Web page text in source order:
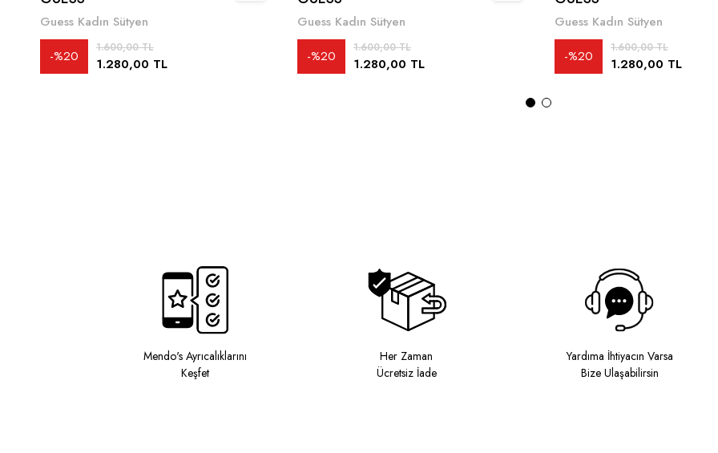
Guess Kadın Sütyen
1.280,00 TL
1.600,00 TL
%20
Guess Kadın Sütyen
1.280,00 TL
1.600,00 TL
%20
Guess Kadın Sütyen
1.280,00 TL
1.600,00 TL
%20
Mendo's Ayrıcalıklarını
Keşfet
Her Zaman
Ücretsiz İade
Yardıma İhtiyacın Varsa
Bize Ulaşabilirsin